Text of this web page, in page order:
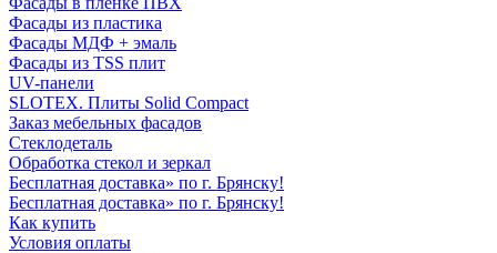
Фасады из пластика
Фасады МДФ + эмаль
Фасады из TSS плит
UV-панели
SLOTEX. Плиты Solid Compact
Заказ мебельных фасадов
Стеклодеталь
Обработка стекол и зеркал
Бесплатная доставка» по г. Брянску!
Бесплатная доставка» по г. Брянску!
Как купить
Условия оплаты